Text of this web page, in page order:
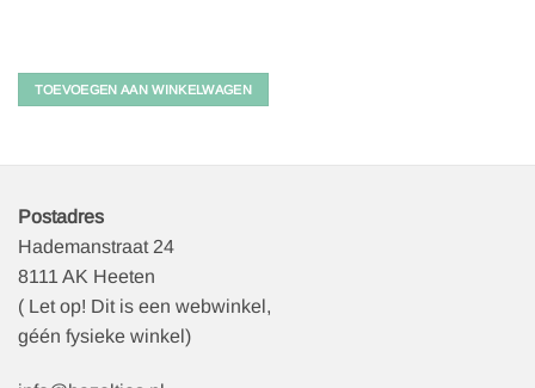
TOEVOEGEN AAN WINKELWAGEN
Postadres
Hademanstraat 24
8111 AK Heeten
( Let op! Dit is een webwinkel,
géén fysieke winkel)